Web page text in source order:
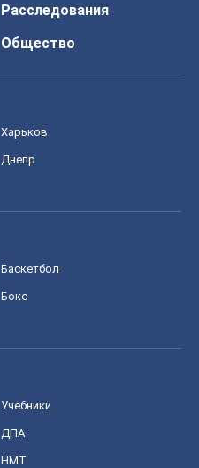
Расследования
Общество
Харьков
Днепр
Баскетбол
Бокс
Учебники
ДПА
НМТ